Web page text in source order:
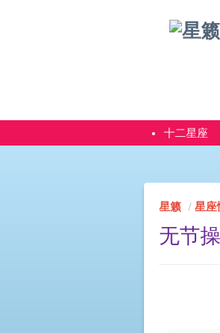
十二星座
星籁 星座
无节